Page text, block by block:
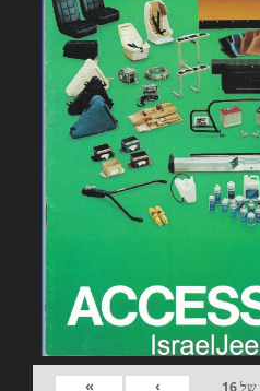
של16
›
»